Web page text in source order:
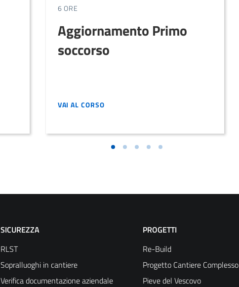
6 ORE
Aggiornamento Primo
soccorso
VAI AL CORSO
SICUREZZA
RLST
Sopralluoghi in cantiere
Verifica documentazione aziendale
PROGETTI
Re-Build
Progetto Cantiere Complesso
Pieve del Vescovo